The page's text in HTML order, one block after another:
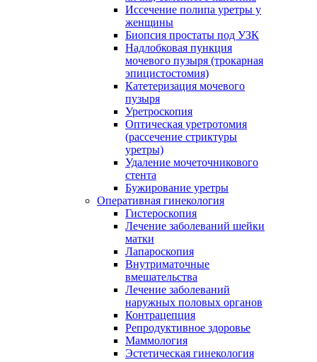
Иссечение полипа уретры у
женщины
Биопсия простаты под УЗК
Надлобковая пункция
мочевого пузыря (трокарная
эпицистостомия)
Катетеризация мочевого
пузыря
Уретроскопия
Оптическая уретротомия
(рассечение стриктуры
уретры)
Удаление мочеточникового
стента
Бужирование уретры
Оперативная гинекология
Гистероскопия
Лечение заболеваний шейки
матки
Лапароскопия
Внутриматочные
вмешательства
Лечение заболеваний
наружных половых органов
Контрацепция
Репродуктивное здоровье
Маммология
Эстетическая гинекология